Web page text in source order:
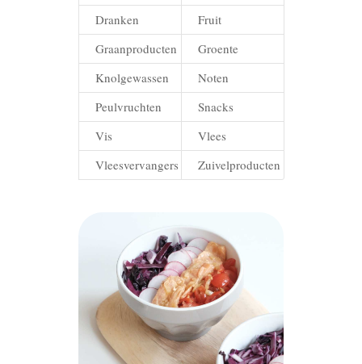
Dranken
Fruit
Graanproducten
Groente
Knolgewassen
Noten
Peulvruchten
Snacks
Vis
Vlees
Vleesvervangers
Zuivelproducten